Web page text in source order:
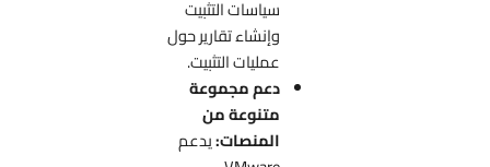
سياسات التثبيت
وإنشاء تقارير حول
عمليات التثبيت.
دعم مجموعة
متنوعة من
المنصات:يدعم